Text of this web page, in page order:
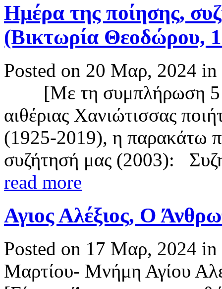
Ημέρα της ποίησης,
(Βικτωρία Θεοδώρου,
Posted on 20 Μαρ, 2024 in
[Με τη συμπλήρωση 5
αιθέριας Χανιώτισσας
(1925-2019), η παρακάτω
συζήτησή μας (2003):
read more
Αγιος Αλέξιος, Ο
Posted on 17 Μαρ, 2024 in
Μαρτίου- Μνήμη Αγίου